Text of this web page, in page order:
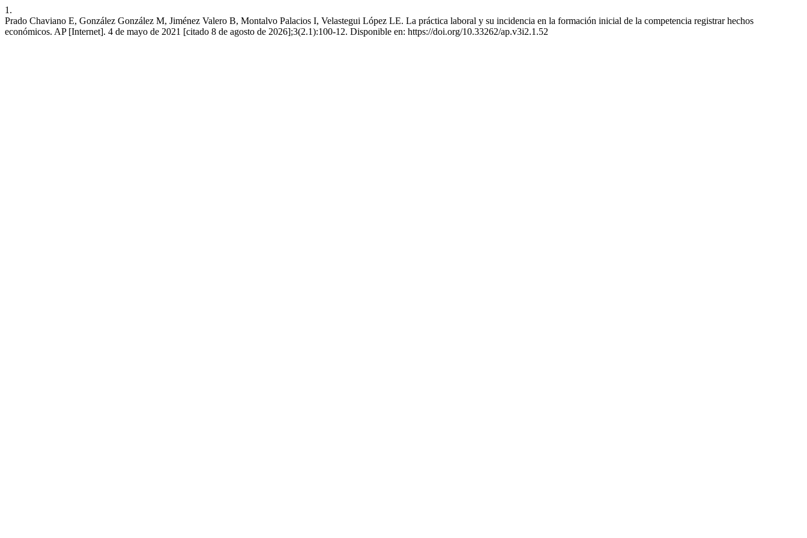
1.
Prado Chaviano E, González González M, Jiménez Valero B, Montalvo Palacios I, Velastegui López LE. La práctica laboral y su incidencia en la formación inicial de la competencia registrar hechos
económicos. AP [Internet]. 4 de mayo de 2021 [citado 8 de agosto de 2026];3(2.1):100-12. Disponible en: https://doi.org/10.33262/ap.v3i2.1.52